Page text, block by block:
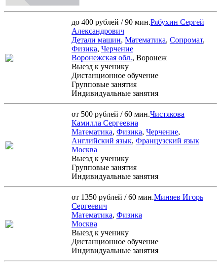
до 400 рублей / 90 мин.Рябухин Сергей
Александрович
Детали машин, Математика, Сопромат,
Физика, Черчение
Воронежская обл., Воронеж
Выезд к ученику
Дистанционное обучение
Групповые занятия
Индивидуальные занятия
от 500 рублей / 60 мин.Чистякова
Камилла Сергеевна
Математика, Физика, Черчение,
Английский язык, Французский язык
Москва
Выезд к ученику
Групповые занятия
Индивидуальные занятия
от 1350 рублей / 60 мин.Миняев Игорь
Сергеевич
Математика, Физика
Москва
Выезд к ученику
Дистанционное обучение
Индивидуальные занятия